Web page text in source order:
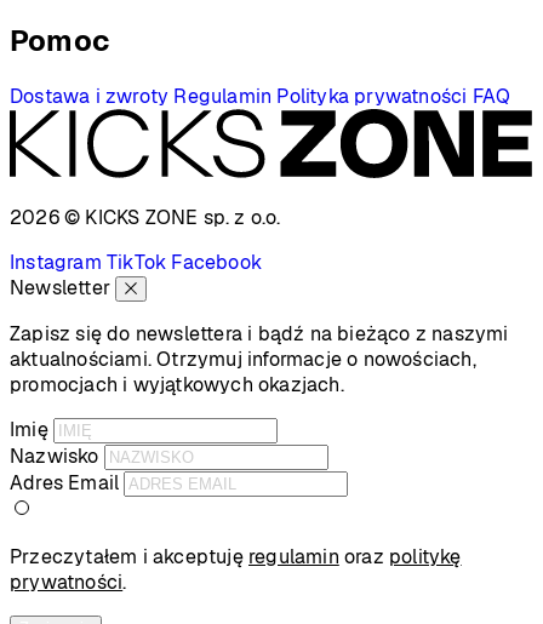
Pomoc
Dostawa i zwroty Regulamin Polityka prywatności FAQ
2026 © KICKS ZONE sp. z o.o.
Instagram TikTok Facebook
Newsletter
Zapisz się do newslettera i bądź na bieżąco z naszymi
aktualnościami. Otrzymuj informacje o nowościach,
promocjach i wyjątkowych okazjach.
Imię
Nazwisko
Adres Email
Przeczytałem i akceptuję regulamin oraz politykę
prywatności.